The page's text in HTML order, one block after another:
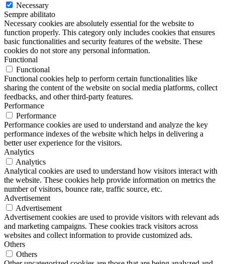
Necessary
Sempre abilitato
Necessary cookies are absolutely essential for the website to
function properly. This category only includes cookies that ensures
basic functionalities and security features of the website. These
cookies do not store any personal information.
Functional
Functional
Functional cookies help to perform certain functionalities like
sharing the content of the website on social media platforms, collect
feedbacks, and other third-party features.
Performance
Performance
Performance cookies are used to understand and analyze the key
performance indexes of the website which helps in delivering a
better user experience for the visitors.
Analytics
Analytics
Analytical cookies are used to understand how visitors interact with
the website. These cookies help provide information on metrics the
number of visitors, bounce rate, traffic source, etc.
Advertisement
Advertisement
Advertisement cookies are used to provide visitors with relevant ads
and marketing campaigns. These cookies track visitors across
websites and collect information to provide customized ads.
Others
Others